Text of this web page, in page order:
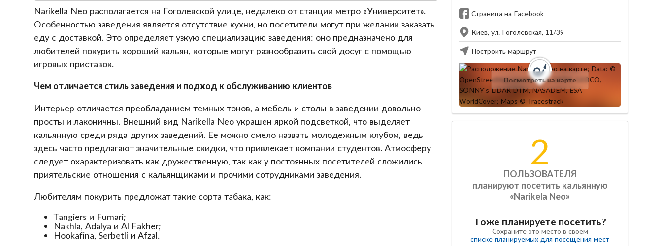
Narikella Neo располагается на Гоголевской улице, недалеко от станции метро «Университет».
Особенностью заведения является отсутствие кухни, но посетители могут при желании заказать
еду с доставкой. Это определяет узкую специализацию заведения: оно предназначено для
любителей покурить хороший кальян, которые могут разнообразить свой досуг с помощью
игровых приставок.
Чем отличается стиль заведения и подход к обслуживанию клиентов
Интерьер отличается преобладанием темных тонов, а мебель и столы в заведении довольно
просты и лаконичны. Внешний вид Narikella Neo украшен яркой подсветкой, что выделяет
кальянную среди ряда других заведений. Ее можно смело назвать молодежным клубом, ведь
здесь часто предлагают значительные скидки, что привлекает компании студентов. Атмосферу
следует охарактеризовать как дружественную, так как у постоянных посетителей сложились
приятельские отношения с кальянщиками и прочими сотрудниками заведения.
Любителям покурить предложат такие сорта табака, как:
Tangiers и Fumari;
Nakhla, Adalya и Al Fakher;
Hookafina, Serbetli и Afzal.
Страница на Facebook
Киев, ул. Гоголевская, 11/39
Построить маршрут
Посмотреть на карте
2
ПОЛЬЗОВАТЕЛЯ
планируют посетить кальянную
«Narikela Neo»
Тоже планируете посетить?
Сохраните это место в своем
списке планируемых для посещения мест